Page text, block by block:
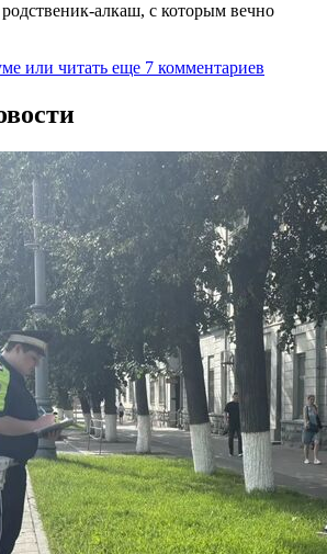
алкаш, с которым вечно
или читать еще 7 комментариев